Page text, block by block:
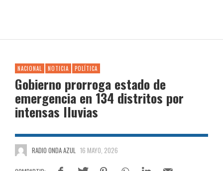
NACIONAL NOTICIA POLÍTICA
Gobierno prorroga estado de
emergencia en 134 distritos por
intensas lluvias
RADIO ONDA AZUL 16 MAYO, 2026